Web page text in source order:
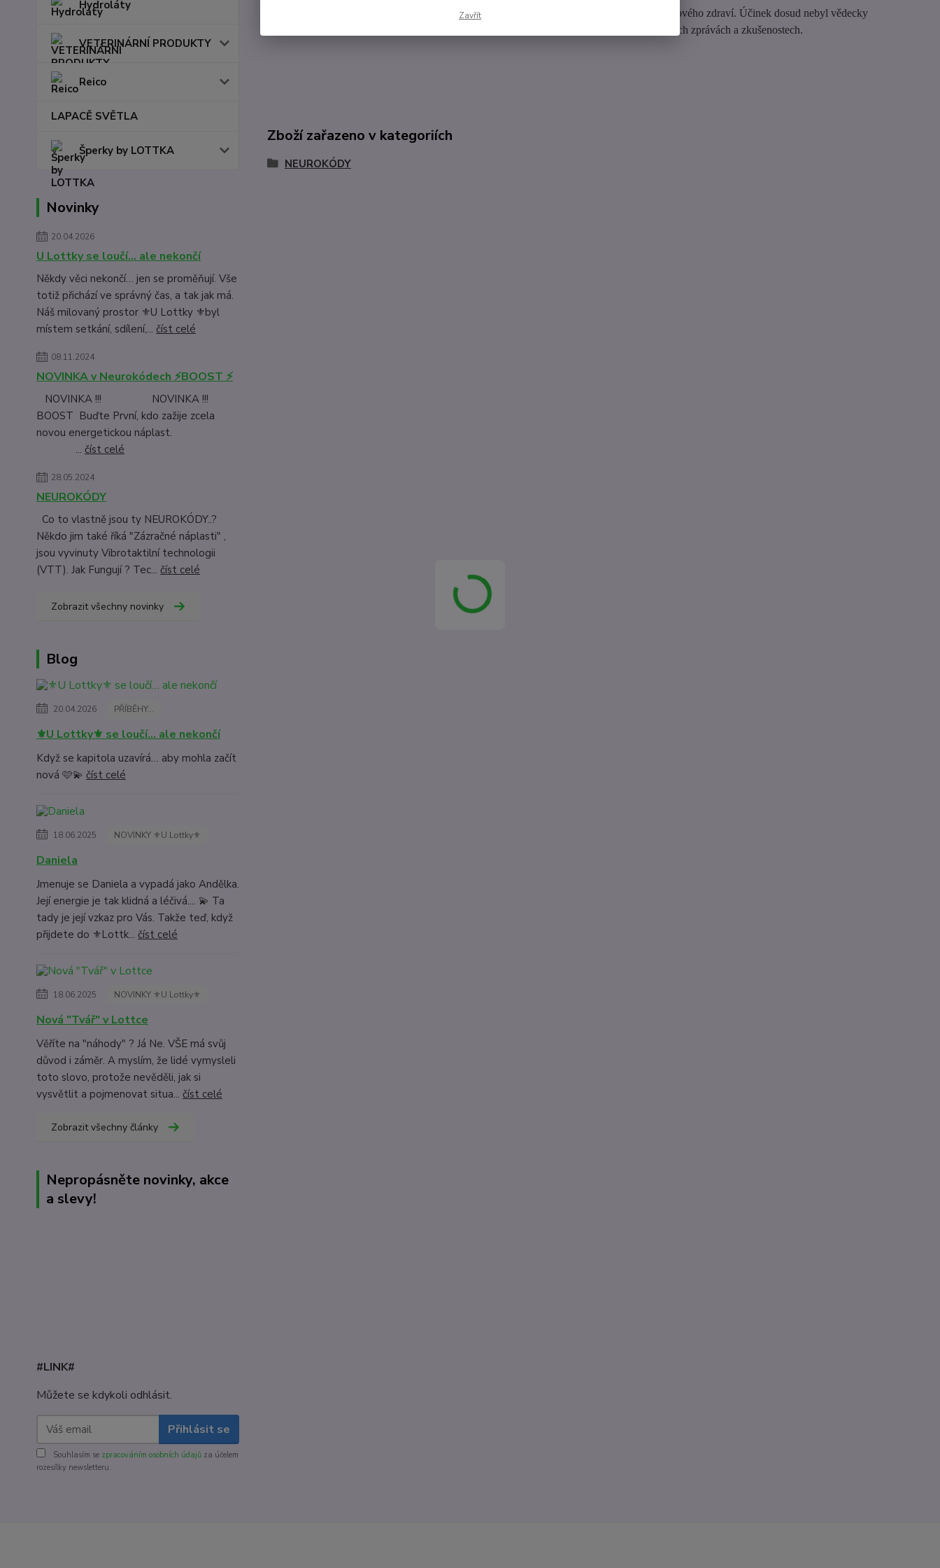
Hydroláty
VETERINÁRNÍ PRODUKTY
Reico
LAPACĚ SVĚTLA
Šperky by LOTTKA
Novinky
20.04.2026
U Lottky se loučí… ale nekončí
Někdy věci nekončí… jen se proměňují. Vše
totiž přichází ve správný čas, a tak jak má.
Náš milovaný prostor ⚜️U Lottky ⚜️byl
místem setkání, sdílení,... číst celé
08.11.2024
NOVINKA v Neurokódech ⚡BOOST ⚡
NOVINKA !!! NOVINKA !!!
BOOST Buďte První, kdo zažije zcela
novou energetickou náplast.
... číst celé
28.05.2024
NEUROKÓDY
Co to vlastně jsou ty NEUROKÓDY..?
Někdo jim také říká "Zázračné náplasti" ,
jsou vyvinuty Vibrotaktilní technologii
(VTT). Jak Fungují ? Tec... číst celé
Zobrazit všechny novinky
Blog
20.04.2026 PŘÍBĚHY...
⚜️U Lottky⚜️ se loučí… ale nekončí
Když se kapitola uzavírá… aby mohla začít
nová 🩷💫 číst celé
18.06.2025 NOVINKY ⚜️U Lottky⚜️
Daniela
Jmenuje se Daniela a vypadá jako Andělka.
Její energie je tak klidná a léčivá.... 💫 Ta
tady je její vzkaz pro Vás. Takže teď, když
přijdete do ⚜️Lottk... číst celé
18.06.2025 NOVINKY ⚜️U Lottky⚜️
Nová "Tvář" v Lottce
Věříte na "náhody" ? Já Ne. VŠE má svůj
důvod i záměr. A myslím, že lidé vymysleli
toto slovo, protože nevěděli, jak si
vysvětlit a pojmenovat situa... číst celé
Zobrazit všechny články
Nepropásněte novinky, akce
a slevy!
#LINK#
Můžete se kdykoli odhlásit.
Přihlásit se
Souhlasím se zpracováním osobních údajů za účelem
rozesílky newsletteru.
Tento produkt nemá lékařské účely, ale je určen ke zlepšení celkového zdraví. Účinek dosud nebyl vědecky
prokázán je však založen na nerandomizované a neplacebem kontrolované studii, uživatelských zprávách a zkušenostech.
Zboží zařazeno v kategoriích
NEUROKÓDY
Zavřít